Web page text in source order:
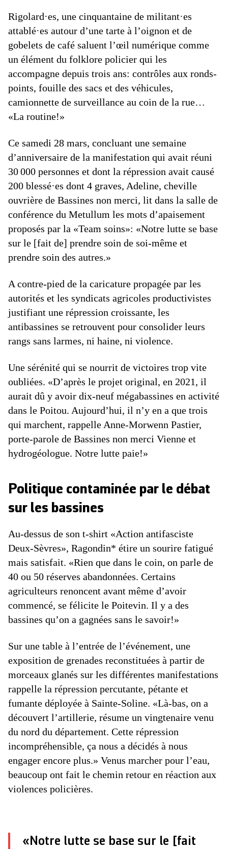
Rigolard·es, une cinquantaine de militant·es
attablé·es autour d’une tarte à l’oignon et de
gobelets de café saluent l’œil numérique comme
un élément du folklore policier qui les
accompagne depuis trois ans: contrôles aux ronds-
points, fouille des sacs et des véhicules,
camionnette de surveillance au coin de la rue…
«La routine!»
Ce samedi 28 mars, concluant une semaine
d’anniversaire de la manifestation qui avait réuni
30 000 personnes et dont la répression avait causé
200 blessé·es dont 4 graves, Adeline, cheville
ouvrière de Bassines non merci, lit dans la salle de
conférence du Metullum les mots d’apaisement
proposés par la «Team soins»: «Notre lutte se base
sur le [fait de] prendre soin de soi-même et
prendre soin des autres.»
A contre-pied de la caricature propagée par les
autorités et les syndicats agricoles productivistes
justifiant une répression croissante, les
antibassines se retrouvent pour consolider leurs
rangs sans larmes, ni haine, ni violence.
Une sérénité qui se nourrit de victoires trop vite
oubliées. «D’après le projet original, en 2021, il
aurait dû y avoir dix-neuf mégabassines en activité
dans le Poitou. Aujourd’hui, il n’y en a que trois
qui marchent, rappelle Anne-Morwenn Pastier,
porte-parole de Bassines non merci Vienne et
hydrogéologue. Notre lutte paie!»
Politique contaminée par le débat
sur les bassines
Au-dessus de son t-shirt «Action antifasciste
Deux-Sèvres», Ragondin* étire un sourire fatigué
mais satisfait. «Rien que dans le coin, on parle de
40 ou 50 réserves abandonnées. Certains
agriculteurs renoncent avant même d’avoir
commencé, se félicite le Poitevin. Il y a des
bassines qu’on a gagnées sans le savoir!»
Sur une table à l’entrée de l’événement, une
exposition de grenades reconstituées à partir de
morceaux glanés sur les différentes manifestations
rappelle la répression percutante, pétante et
fumante déployée à Sainte-Soline. «Là-bas, on a
découvert l’artillerie, résume un vingtenaire venu
du nord du département. Cette répression
incompréhensible, ça nous a décidés à nous
engager encore plus.» Venus marcher pour l’eau,
beaucoup ont fait le ­chemin retour en réaction aux
violences policières.
«Notre lutte se base sur le [fait